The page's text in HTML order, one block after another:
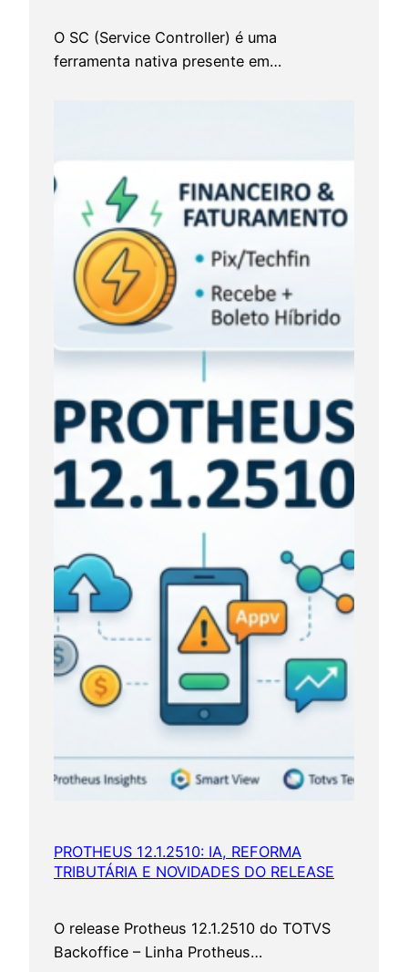
a
A
v
O SC (Service Controller) é uma
ferramenta nativa presente em…
PROTHEUS 12.1.2510: IA, REFORMA
TRIBUTÁRIA E NOVIDADES DO RELEASE
O release Protheus 12.1.2510 do TOTVS
Backoffice – Linha Protheus…